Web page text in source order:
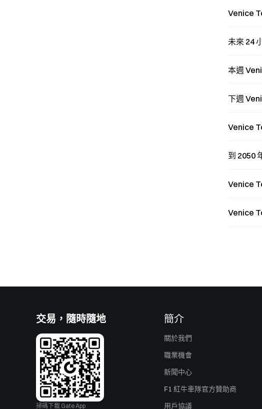
Venice
未來 24
本週
下週
Venice
到 2050
Venice
Venice
交易，隨時隨地
掃碼下載 Gate App
簡介
關於我們
職業機會
新聞中心
F1 紅牛車隊官方贊助商
用戶協議